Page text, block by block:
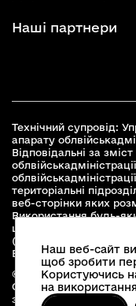
Наші партнери
Технічний супровід:
апарату
Відповідальні за
територіальні
веб-сторінки яких
Використання будь-
цьому сайті,
(для інтернет-видань -
Вінницької
© 2026 Весь контент
Commons Attribution
зазначено інше
Наш веб-сайт
щоб зробити
Користуючись
на